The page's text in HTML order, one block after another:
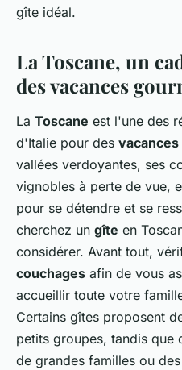
Baptiste•26 juin 2024
gîte idéal.
La Toscane, un
des vacances
La Toscane est l'une des
d'Italie pour des vacances
vallées verdoyantes, ses
vignobles à perte de vue,
pour se détendre et se
cherchez un gîte en
considérer. Avant tout,
couchages afin de vous
accueillir toute votre
Certains gîtes proposent
petits groupes, tandis que
de grandes familles ou